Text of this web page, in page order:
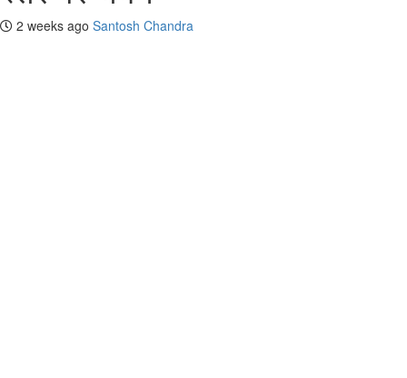
2 weeks ago Santosh Chandra